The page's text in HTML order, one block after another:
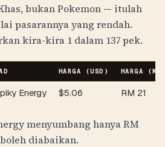
bukan Pokemon — itulah
pasarannya yang rendah.
kira-kira 1 dalam 137 pek.
HARGA (USD) HARGA (
Energy $5.06 RM 21
menyumbang hanyaRM
diabaikan.